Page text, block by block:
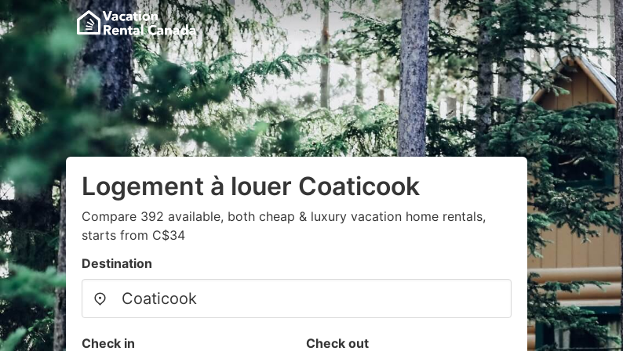
Logement à louer Coaticook
Compare 392 available, both cheap & luxury vacation home rentals,
starts from C$34
Destination
Check in Check out